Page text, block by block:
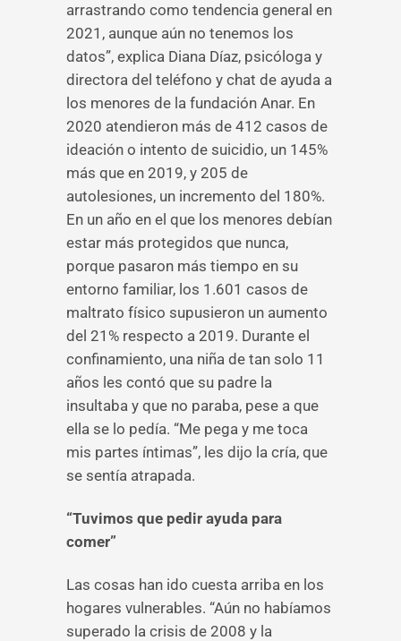
arrastrando como tendencia general en
2021, aunque aún no tenemos los
datos”, explica Diana Díaz, psicóloga y
directora del teléfono y chat de ayuda a
los menores de la fundación Anar. En
2020 atendieron más de 412 casos de
ideación o intento de suicidio, un 145%
más que en 2019, y 205 de
autolesiones, un incremento del 180%.
En un año en el que los menores debían
estar más protegidos que nunca,
porque pasaron más tiempo en su
entorno familiar, los 1.601 casos de
maltrato físico supusieron un aumento
del 21% respecto a 2019. Durante el
confinamiento, una niña de tan solo 11
años les contó que su padre la
insultaba y que no paraba, pese a que
ella se lo pedía. “Me pega y me toca
mis partes íntimas”, les dijo la cría, que
se sentía atrapada.
“Tuvimos que pedir ayuda para
comer”
Las cosas han ido cuesta arriba en los
hogares vulnerables. “Aún no habíamos
superado la crisis de 2008 y la